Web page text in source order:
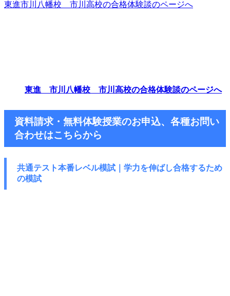
東進市川八幡校 市川高校の合格体験談のページへ
東進 市川八幡校 市川高校の合格体験談のページへ
資料請求・無料体験授業のお申込、各種お問い
合わせはこちらから
共通テスト本番レベル模試｜学力を伸ばし合格するため
の模試